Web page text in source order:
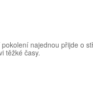
najednou přijde o
těžké časy.